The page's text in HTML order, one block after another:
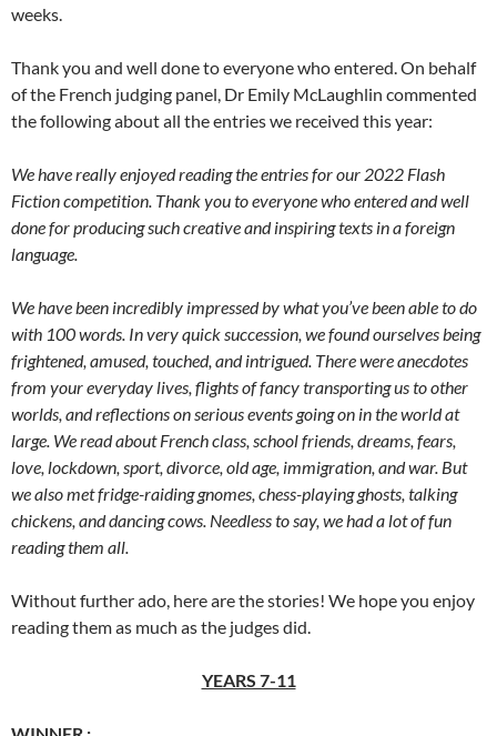
weeks.
Thank you and well done to everyone who entered. On behalf
of the French judging panel, Dr Emily McLaughlin commented
the following about all the entries we received this year:
We have really enjoyed reading the entries for our 2022 Flash
Fiction competition. Thank you to everyone who entered and well
done for producing such creative and inspiring texts in a foreign
language.
We have been incredibly impressed by what you’ve been able to do
with 100 words. In very quick succession, we found ourselves being
frightened, amused, touched, and intrigued. There were anecdotes
from your everyday lives, flights of fancy transporting us to other
worlds, and reflections on serious events going on in the world at
large. We read about French class, school friends, dreams, fears,
love, lockdown, sport, divorce, old age, immigration, and war. But
we also met fridge-raiding gnomes, chess-playing ghosts, talking
chickens, and dancing cows. Needless to say, we had a lot of fun
reading them all.
Without further ado, here are the stories! We hope you enjoy
reading them as much as the judges did.
YEARS 7-11